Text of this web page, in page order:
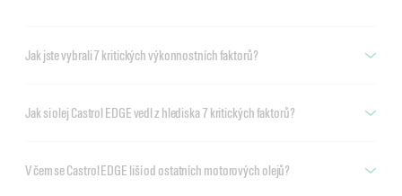
Jak jste vybrali 7 kritických výkonnostních faktorů?
Jak si olej Castrol EDGE vedl z hlediska 7 kritických faktorů?
V čem se Castrol EDGE liší od ostatních motorových olejů?